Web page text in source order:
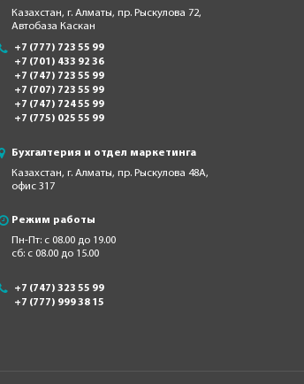
Казахстан, г. Алматы, пр. Рыскулова 72,
Автобаза Каскан
+7 (777) 723 55 99
+7 (701) 433 92 36
+7 (747) 723 55 99
+7 (707) 723 55 99
+7 (747) 724 55 99
+7 (775) 025 55 99
Бухгалтерия и отдел маркетинга
Казахстан, г. Алматы, пр. Рыскулова 48А,
офис 317
Режим работы
Пн-Пт: с 08.00 до 19.00
сб: с 08.00 до 15.00
+7 (747) 323 55 99
+7 (777) 999 38 15